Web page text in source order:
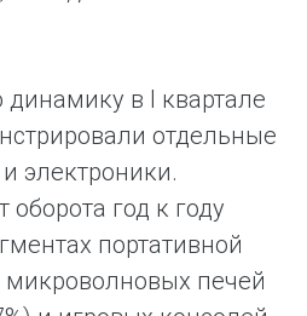
в I квартале
отдельные
электроники.
год к году
портативной
микроволновых печей